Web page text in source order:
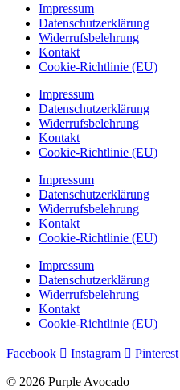
Impressum
Datenschutzerklärung
Widerrufsbelehrung
Kontakt
Cookie-Richtlinie (EU)
Impressum
Datenschutzerklärung
Widerrufsbelehrung
Kontakt
Cookie-Richtlinie (EU)
Impressum
Datenschutzerklärung
Widerrufsbelehrung
Kontakt
Cookie-Richtlinie (EU)
Impressum
Datenschutzerklärung
Widerrufsbelehrung
Kontakt
Cookie-Richtlinie (EU)
Facebook Instagram Pinterest
© 2026 Purple Avocado